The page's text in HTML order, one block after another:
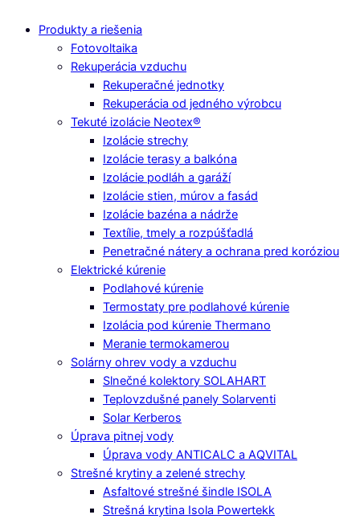
Produkty a riešenia
Fotovoltaika
Rekuperácia vzduchu
Rekuperačné jednotky
Rekuperácia od jedného výrobcu
Tekuté izolácie Neotex®
Izolácie strechy
Izolácie terasy a balkóna
Izolácie podláh a garáží
Izolácie stien, múrov a fasád
Izolácie bazéna a nádrže
Textílie, tmely a rozpúšťadlá
Penetračné nátery a ochrana pred koróziou
Elektrické kúrenie
Podlahové kúrenie
Termostaty pre podlahové kúrenie
Izolácia pod kúrenie Thermano
Meranie termokamerou
Solárny ohrev vody a vzduchu
Slnečné kolektory SOLAHART
Teplovzdušné panely Solarventi
Solar Kerberos
Úprava pitnej vody
Úprava vody ANTICALC a AQVITAL
Strešné krytiny a zelené strechy
Asfaltové strešné šindle ISOLA
Strešná krytina Isola Powertekk